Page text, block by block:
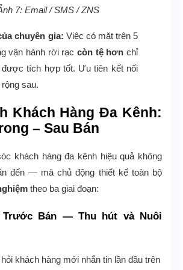
7: Email / SMS / ZNS
chuyên gia: Việc có mặt trên 5
vận hành rời rạc còn tệ hơn chỉ
tích hợp tốt. Ưu tiên kết nối
sau.
Khách Hàng Đa Kênh:
– Sau Bán
khách hàng đa kênh hiệu quả không
đến — mà chủ động thiết kế toàn bộ
theo ba giai đoạn:
Trước Bán — Thu hút và Nuôi
khách hàng mới nhắn tin lần đầu trên